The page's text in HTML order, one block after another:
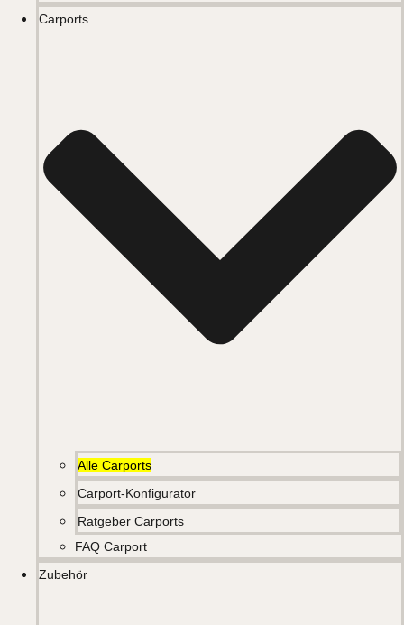
Carports
Alle Carports
Carport-Konfigurator
Ratgeber Carports
FAQ Carport
Zubehör